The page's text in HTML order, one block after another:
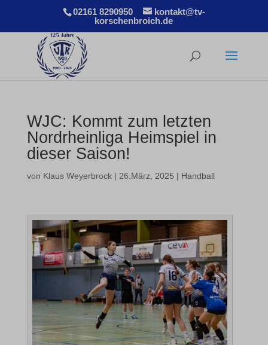
02161 8290950
kontakt@tv-
korschenbroich.de
WJC: Kommt zum letzten
Nordrheinliga Heimspiel in
dieser Saison!
von Klaus Weyerbrock| 26.März, 2025 | Handball